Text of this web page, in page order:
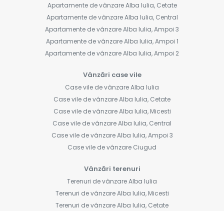
Apartamente de vânzare Alba Iulia, Cetate
Apartamente de vânzare Alba Iulia, Central
Apartamente de vânzare Alba Iulia, Ampoi 3
Apartamente de vânzare Alba Iulia, Ampoi 1
Apartamente de vânzare Alba Iulia, Ampoi 2
Vânzări case vile
Case vile de vânzare Alba Iulia
Case vile de vânzare Alba Iulia, Cetate
Case vile de vânzare Alba Iulia, Micesti
Case vile de vânzare Alba Iulia, Central
Case vile de vânzare Alba Iulia, Ampoi 3
Case vile de vânzare Ciugud
Vânzări terenuri
Terenuri de vânzare Alba Iulia
Terenuri de vânzare Alba Iulia, Micesti
Terenuri de vânzare Alba Iulia, Cetate